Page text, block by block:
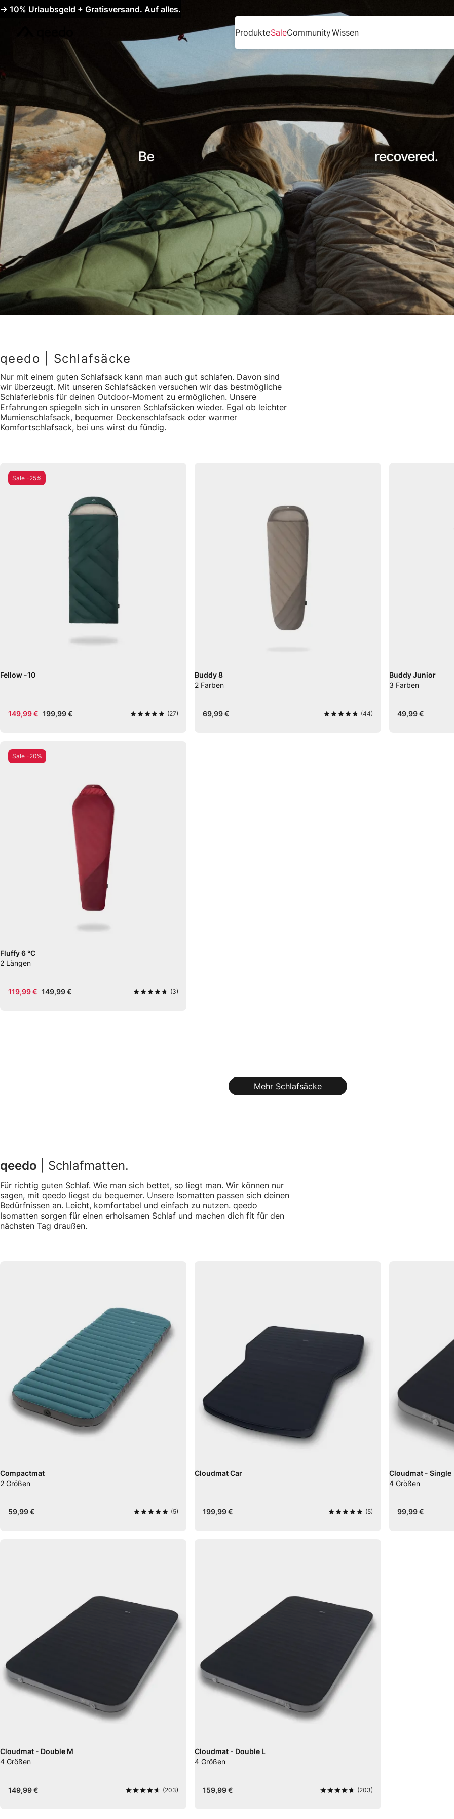
-> 10% Urlaubsgeld + Gratisversand. Auf alles.
ProdukteSaleCommunityWissen
qeedo | Schlafsäcke
Nur mit einem guten Schlafsack kann man auch gut schlafen. Davon sind
wir überzeugt. Mit unseren Schlafsäcken versuchen wir das bestmögliche
Schlaferlebnis für deinen Outdoor-Moment zu ermöglichen. Unsere
Erfahrungen spiegeln sich in unseren Schlafsäcken wieder. Egal ob leichter
Mumienschlafsack, bequemer Deckenschlafsack oder warmer
Komfortschlafsack, bei uns wirst du fündig.
Sale -25%
Fellow -10
149,99 € 199,99 €
4,8 von 5
(27)
Buddy 8
2 Farben
69,99 €
4,8 von 5
(44)
Buddy Junior
3 Farben
49,99 €
Sale -20%
Fluffy 6 °C
2 Längen
119,99 € 149,99 €
4,7 von 5
(3)
Mehr Schlafsäcke
qeedo | Schlafmatten.
Für richtig guten Schlaf. Wie man sich bettet, so liegt man. Wir können nur
sagen, mit qeedo liegst du bequemer. Unsere Isomatten passen sich deinen
Bedürfnissen an. Leicht, komfortabel und einfach zu nutzen. qeedo
Isomatten sorgen für einen erholsamen Schlaf und machen dich fit für den
nächsten Tag draußen.
Compactmat
2 Größen
59,99 €
5 von 5
(5)
Cloudmat Car
199,99 €
4,8 von 5
(5)
Cloudmat - Single
4 Größen
99,99 €
Cloudmat - Double M
4 Größen
149,99 €
4,7 von 5
(203)
Cloudmat - Double L
4 Größen
159,99 €
4,7 von 5
(203)